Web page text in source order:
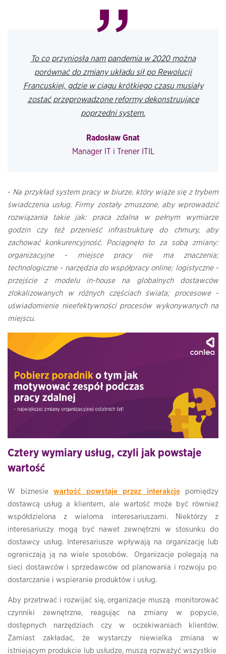
To co przyniosła nam pandemia w 2020 można
porównać do zmiany układu sił po Rewolucji
Francuskiej, gdzie w ciągu krótkiego czasu musiały
zostać przeprowadzone reformy dekonstruujące
poprzedni system.
Radosław Gnat
Manager IT i Trener ITIL
- Na przykład system pracy w biurze, który wiąże się z trybem
świadczenia usług. Firmy zostały zmuszone, aby wprowadzić
rozwiązania takie jak: praca zdalna w pełnym wymiarze
godzin czy też przenieść infrastrukturę do chmury, aby
zachować konkurencyjność. Pociągnęło to za sobą zmiany:
organizacyjne - miejsce pracy nie ma znaczenia;
technologiczne - narzędzia do współpracy online; logistyczne -
przejście z modelu in-house na globalnych dostawców
zlokalizowanych w różnych częściach świata; procesowe -
uświadomienie nieefektywności procesów wykonywanych na
miejscu.
Cztery wymiary usług, czyli jak powstaje
wartość
W biznesie wartość powstaje przez interakcjepomiędzy
dostawcą usług a klientem, ale wartość może być również
współdzielona z wieloma interesariuszami. Niektórzy z
interesariuszy mogą być nawet zewnętrzni w stosunku do
dostawcy usług. Interesariusze wpływają na organizację lub
ograniczają ją na wiele sposobów. Organizacje polegają na
sieci dostawców i sprzedawców od planowania i rozwoju po
dostarczanie i wspieranie produktów i usług.
Aby przetrwać i rozwijać się, organizacje muszą monitorować
czynniki zewnętrzne, reagując na zmiany w popycie,
dostępnych narzędziach czy w oczekiwaniach klientów.
Zamiast zakładać, że wystarczy niewielka zmiana w
istniejącym produkcie lub usłudze, muszą rozważyć wszystkie